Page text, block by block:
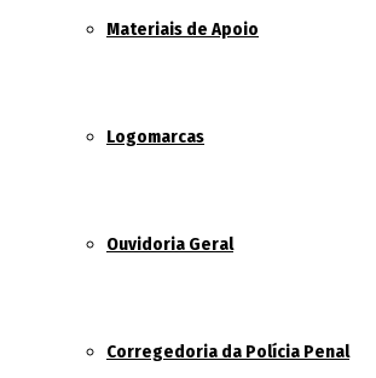
Materiais de Apoio
Logomarcas
Ouvidoria Geral
Corregedoria da Polícia Penal